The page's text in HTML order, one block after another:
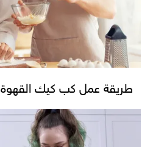
طريقة عمل كب كيك القهوة